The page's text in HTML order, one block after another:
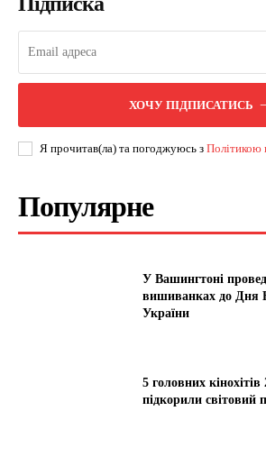
ХОЧУ ПІДПИСАТИСЬ
Я прочитав(ла) та погоджуюсь з Політикою
Популярне
У Вашингтоні
вишиванках до Дня
України
5 головних кінохітів
підкорили світовий